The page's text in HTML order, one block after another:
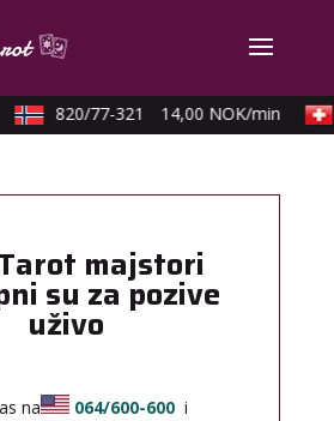
820/77-321 14,00 NOK/min
majstori
su za pozive
uživo
na 064/600-600 i